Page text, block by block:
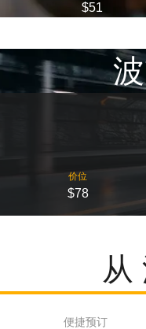
$51
价位
$78
从
便捷预订